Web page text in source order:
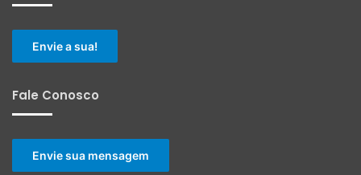
Envie a sua!
Fale Conosco
Envie sua mensagem